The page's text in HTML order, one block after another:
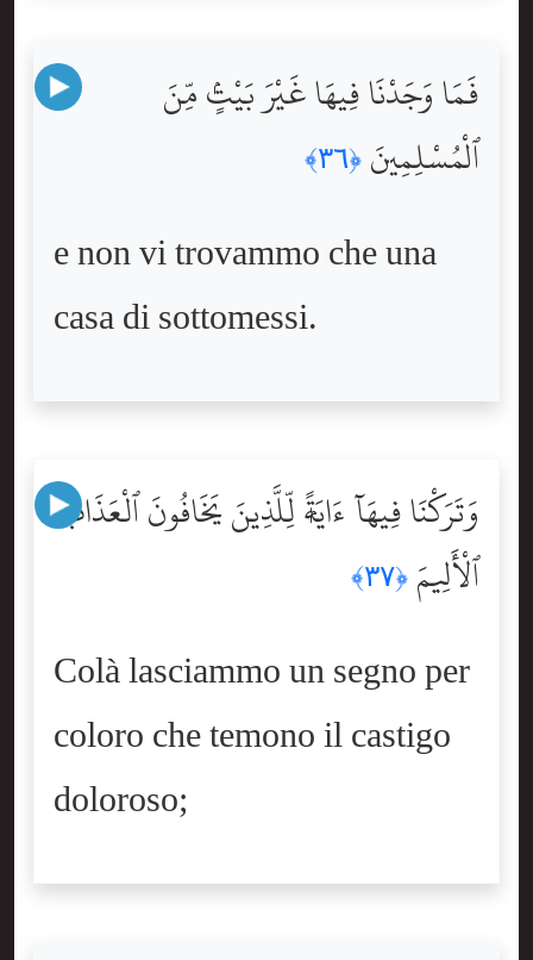
فَمَا وَجَدْنَا فِيهَا غَيْرَ بَيْتٍۢ مِّنَ
ٱلْمُسْلِمِينَ ﴿٣٦﴾
e non vi trovammo che una
casa di sottomessi.
وَتَرَكْنَا فِيهَآ ءَايَةًۭ لِّلَّذِينَ يَخَافُونَ ٱلْعَذَابَ
ٱلْأَلِيمَ ﴿٣٧﴾
Colà lasciammo un segno per
coloro che temono il castigo
doloroso;